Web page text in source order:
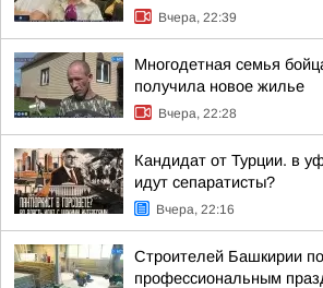
Вчера, 22:39
Многодетная семья
получила новое жилье
Вчера, 22:28
Кандидат от Турции. в
идут сепаратисты?
Вчера, 22:16
Строителей Башкирии
профессиональным